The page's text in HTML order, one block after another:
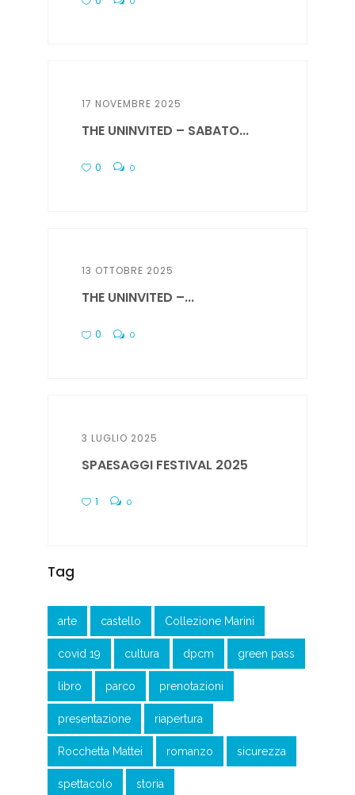
17 NOVEMBRE 2025
THE UNINVITED – SABATO...
0 0
13 OTTOBRE 2025
THE UNINVITED –...
0 0
3 LUGLIO 2025
SPAESAGGI FESTIVAL 2025
1 0
Tag
arte castello Collezione Marini
covid 19 cultura dpcm green pass
libro parco prenotazioni
presentazione riapertura
Rocchetta Mattei romanzo sicurezza
spettacolo storia